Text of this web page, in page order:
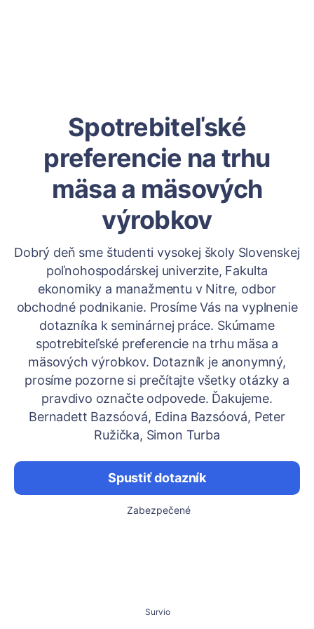
Spotrebiteľské
preferencie na trhu
mäsa a mäsových
výrobkov
Dobrý deň sme študenti vysokej školy Slovenskej
poľnohospodárskej univerzite, Fakulta
ekonomiky a manažmentu v Nitre, odbor
obchodné podnikanie. Prosíme Vás na vyplnenie
dotazníka k seminárnej práce. Skúmame
spotrebiteľské preferencie na trhu mäsa a
mäsových výrobkov. Dotazník je anonymný,
prosíme pozorne si prečítajte všetky otázky a
pravdivo označte odpovede. Ďakujeme.
Bernadett Bazsóová, Edina Bazsóová, Peter
Ružička, Simon Turba
Spustiť dotazník
Zabezpečené
Survio